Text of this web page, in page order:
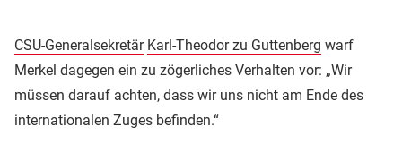
CSU-Generalsekretär Karl-Theodor zu Guttenberg warf
Merkel dagegen ein zu zögerliches Verhalten vor: „Wir
müssen darauf achten, dass wir uns nicht am Ende des
internationalen Zuges befinden.“